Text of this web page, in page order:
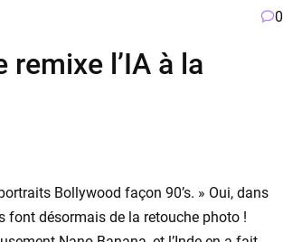
0
remixe l’IA à la
Bollywood façon 90’s. » Oui, dans
font désormais de la retouche photo !